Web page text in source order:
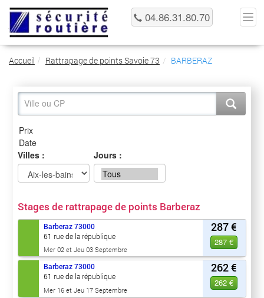
04.86.31.80.70
Accueil Rattrapage de points Savoie 73 BARBERAZ
Villes : Jours :
Stages de rattrapage de points Barberaz
287 €
287 €
Barberaz 73000
61 rue de la république
Mer 02 et Jeu 03 Septembre
262 €
262 €
Barberaz 73000
61 rue de la république
Mer 16 et Jeu 17 Septembre